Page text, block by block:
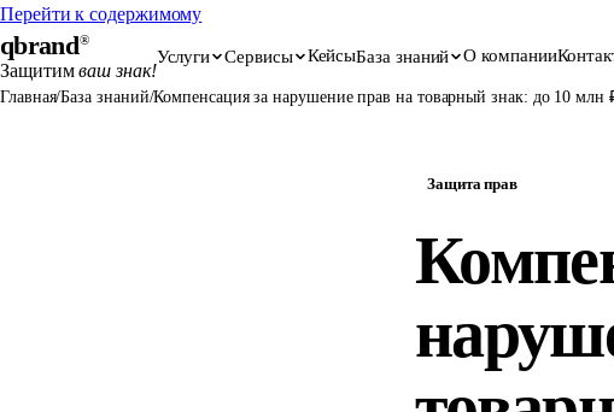
Перейти к содержимому
qbrand®
Защитимваш знак!
Услуги Сервисы КейсыБаза знаний О компании
Главная/База знаний/Компенсация за нарушение прав на товарный знак: до 10 млн
Защита прав